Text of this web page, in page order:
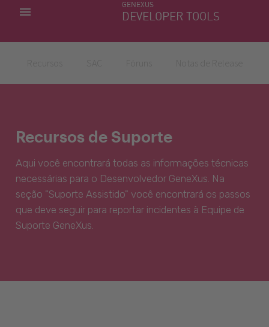
GENEXUS
DEVELOPER TOOLS
MINHAS APLICACÕES
Recursos de Suporte
Aqui você encontrará todas as informações técnicas
necessárias para o Desenvolvedor GeneXus. Na
seção "Suporte Assistido" você encontrará os passos
que deve seguir para reportar incidentes à Equipe de
Suporte GeneXus.